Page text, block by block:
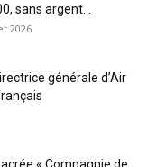
sans argent...
2026
générale d’Air